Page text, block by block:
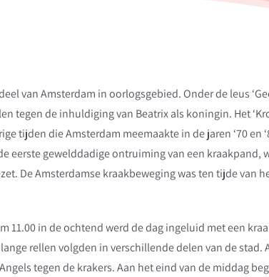
van Amsterdam in oorlogsgebied. Onder de leus
tegen de inhuldiging van Beatrix als koningin. Het
tijden die Amsterdam meemaakte in de jaren ‘70 en
eerste gewelddadige ontruiming van een kraakpand,
De Amsterdamse kraakbeweging was ten tijde van
11.00 in de ochtend werd de dag ingeluid met een
rellen volgden in verschillende delen van de stad.
tegen de krakers. Aan het eind van de middag